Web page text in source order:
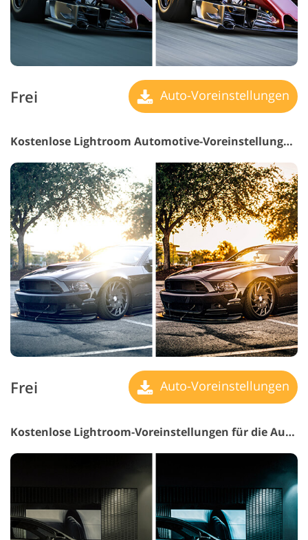
Frei Auto-Voreinstellungen
Kostenlose Lightroom Automotive-Voreinstellungen #12 "Bang"
Frei Auto-Voreinstellungen
Kostenlose Lightroom-Voreinstellungen für die Automobilbranche #13 "Orange and Teal"